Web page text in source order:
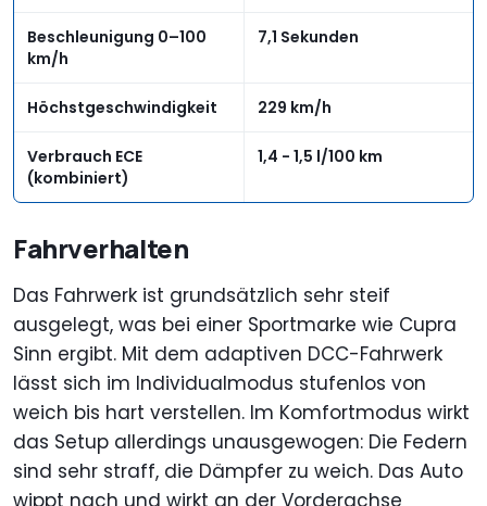
Beschleunigung 0–100
km/h
7,1 Sekunden
Höchstgeschwindigkeit 229 km/h
Verbrauch ECE
(kombiniert)
1,4 - 1,5 l/100 km
Fahrverhalten
Das Fahrwerk ist grundsätzlich sehr steif
ausgelegt, was bei einer Sportmarke wie Cupra
Sinn ergibt. Mit dem adaptiven DCC-Fahrwerk
lässt sich im Individualmodus stufenlos von
weich bis hart verstellen. Im Komfortmodus wirkt
das Setup allerdings unausgewogen: Die Federn
sind sehr straff, die Dämpfer zu weich. Das Auto
wippt nach und wirkt an der Vorderachse